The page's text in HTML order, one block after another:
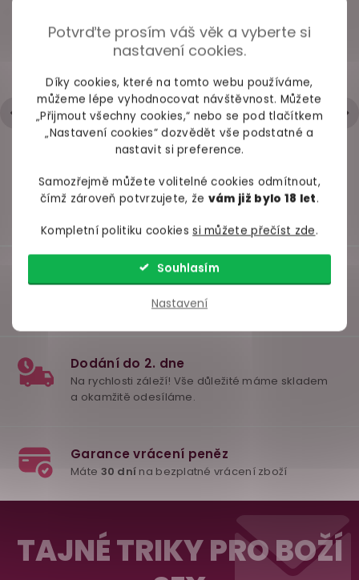
Potvrďte prosím váš věk a vyberte si
nastavení cookies.
Díky cookies, které na tomto webu používáme,
můžeme lépe vyhodnocovat návštěvnost. Můžete
„Přijmout všechny cookies,“ nebo se pod tlačítkem
„Nastavení cookies“ dozvědět vše podstatné a
nastavit si preference.
Samozřejmě můžete volitelné cookies odmítnout,
čímž zároveň potvrzujete, že vám již bylo 18 let.
Kompletní politiku cookiessi můžete přečíst zde.
Nastavení
Souhlasím
Hodnocení obchodu je 5 z 5 hvězdiček.
| 6.5.2026
+ Rychlé zpracování a odeslání
- Trochu strohá komunikace přes mail
98% spokojenost
recenzí ověřených zakazníků na Heuréce
TAJNÉ TRIKY PRO BOŽÍ